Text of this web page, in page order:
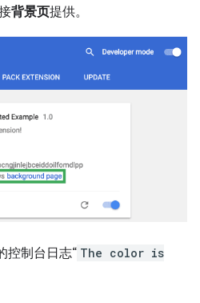
背景页提供。
控制台日志“ The color is